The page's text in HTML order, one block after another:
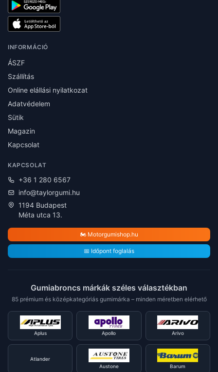
INFORMÁCIÓ
ÁSZF
Szállítás
Online elállási nyilatkozat
Adatvédelem
Sütik
Magazin
Kapcsolat
KAPCSOLAT
+36 1 280 6567
info@taylorgumi.hu
1194 Budapest
Méta utca 13.
🏍️ Motorgumishop.hu
📅 Időpont foglalás
Gumiabroncs márkák széles választékban
85 prémium és középkategóriás gumimárka – minden méretben elérhető
Aplus Apollo Arivo
Atlander
Austone
Barum